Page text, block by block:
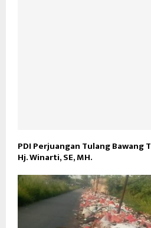
PDI Perjuangan Tulang Bawang
Hj. Winarti, SE, MH.